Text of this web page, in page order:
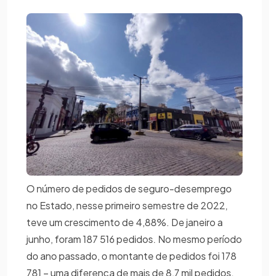
O número de pedidos de seguro-desemprego
no Estado, nesse primeiro semestre de 2022,
teve um crescimento de 4,88%. De janeiro a
junho, foram 187 516 pedidos. No mesmo período
do ano passado, o montante de pedidos foi 178
781 – uma diferença de mais de 8,7 mil pedidos.